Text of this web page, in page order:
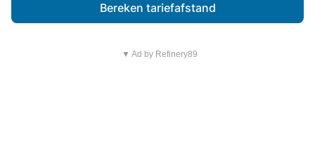
Bereken tariefafstand
▼ Ad by Refinery89